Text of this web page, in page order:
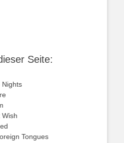
Seite:
Nights
Wish
Tongues